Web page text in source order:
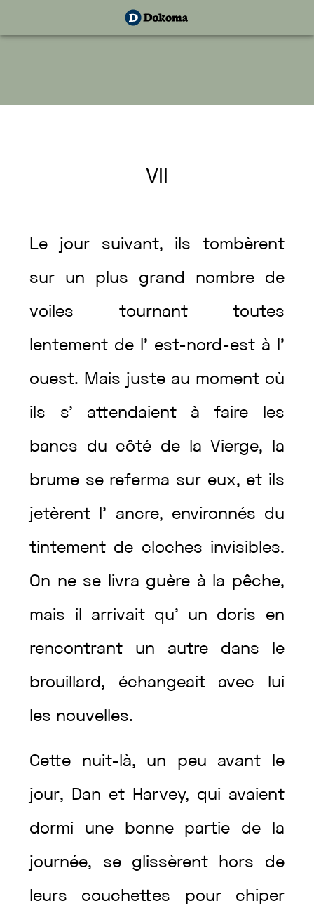
VII
Le jour suivant, ils tombèrent
sur un plus grand nombre de
voiles tournant toutes
lentement de l’ est-nord-est à l’
ouest. Mais juste au moment où
ils s’ attendaient àfaire les
bancs du côté de la Vierge, la
brume se referma sur eux, et ils
jetèrent l’ ancre, environnés du
tintement de cloches invisibles.
On ne se livra guère à la pêche,
mais il arrivait qu’ un doris en
rencontrant un autre dans le
brouillard, échangeait avec lui
les nouvelles.
Cette nuit-là, un peu avant le
jour, Dan et Harvey, qui avaient
dormi une bonne partie de la
journée, se glissèrent hors de
leurs couchettes pour chiper